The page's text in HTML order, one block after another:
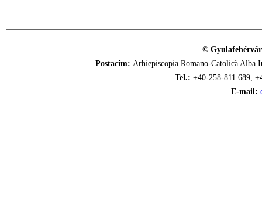
©
Postacím: Arhiepiscopia Romano-Catolică
Tel.: +40-258-811.689,
E-mail: